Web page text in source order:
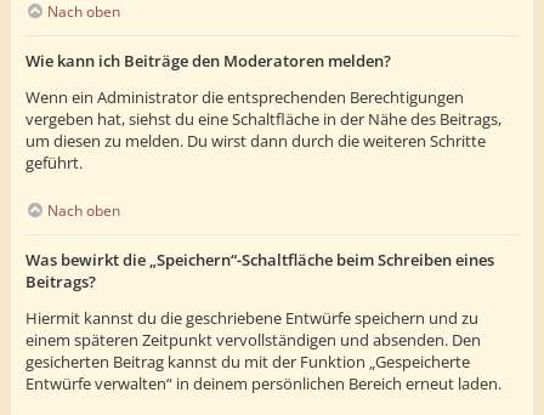
Nach oben
Wie kann ich Beiträge den Moderatoren melden?
Wenn ein Administrator die entsprechenden Berechtigungen
vergeben hat, siehst du eine Schaltfläche in der Nähe des Beitrags,
um diesen zu melden. Du wirst dann durch die weiteren Schritte
geführt.
Nach oben
Was bewirkt die „Speichern“-Schaltfläche beim Schreiben eines
Beitrags?
Hiermit kannst du die geschriebene Entwürfe speichern und zu
einem späteren Zeitpunkt vervollständigen und absenden. Den
gesicherten Beitrag kannst du mit der Funktion „Gespeicherte
Entwürfe verwalten“ in deinem persönlichen Bereich erneut laden.